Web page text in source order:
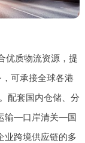
优质物流资源，提
可承接全球各港
配套国内仓储、分
输—口岸清关—国
业跨境供应链的多